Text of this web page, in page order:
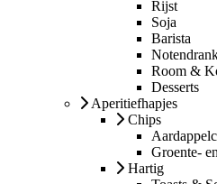
Rijst
Soja
Barista
Room &
Desserts
Aperitiefhapjes
Chips
Groente-
Hartig